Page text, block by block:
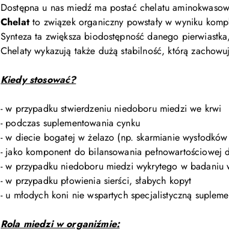
Dostępna u nas miedź ma postać chelatu
Chelatto związek organiczny powstały w wyniku
Synteza ta zwiększa biodostępność danego
Chelaty wykazują także dużą stabilność, którą
Kiedy stosować?
- w przypadku stwierdzeniu niedoboru miedzi we krwi
- podczas suplementowania cynku
- w diecie bogatej w żelazo (np. skarmianie
- jako komponent do bilansowania pełnowartościowej
- w przypadku niedoboru miedzi wykrytego w badaniu
- w przypadku płowienia sierści, słabych kopyt
- u młodych koni nie wspartych specjalistyczną
Rola miedzi w organiźmie: